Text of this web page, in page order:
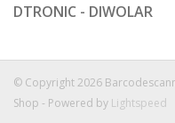
DTRONIC - DIWOLAR
© Copyright 2026
Shop - Powered by Lightspeed